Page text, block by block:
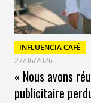
INFLUENCIA CAFÉ
27/06/2026
« Nous avons
publicitaire